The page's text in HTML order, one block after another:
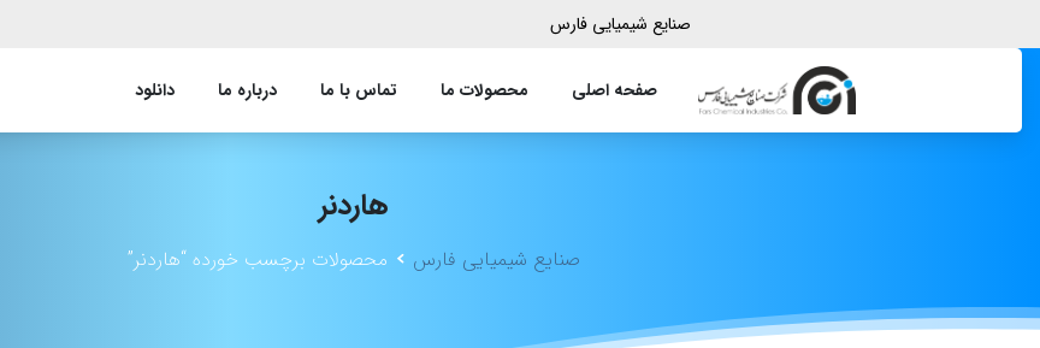
صنایع شیمیایی فارس
صفحه اصلی محصولات ما تماس با ما درباره ما دانلود
هاردنر
صنایع شیمیایی فارس محصولات برچسب خورده “هاردنر”